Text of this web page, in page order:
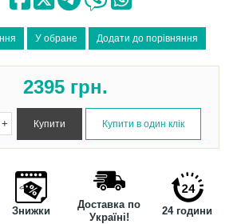
2395 грн.
+
Знижки
Доставка по
Україні!
24 години